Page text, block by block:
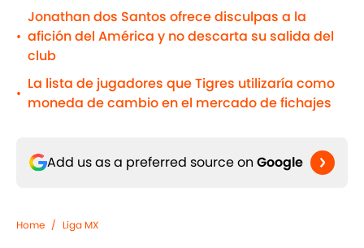
•
Jonathan dos Santos ofrece disculpas a la
afición del América y no descarta su salida del
club
•
La lista de jugadores que Tigres utilizaría como
moneda de cambio en el mercado de fichajes
Add us as a preferred source on Google
Home / Liga MX